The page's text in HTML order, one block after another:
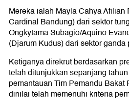
Mereka ialah Mayla Cahya Afilian
Cardinal Bandung) dari sektor
Ongkytama Subagio/Aquino
(Djarum Kudus) dari sektor ganda
Ketiganya direkrut berdasarkan
telah ditunjukkan sepanjang
pemantauan Tim Pemandu Bakat
dinilai telah memenuhi kriteria